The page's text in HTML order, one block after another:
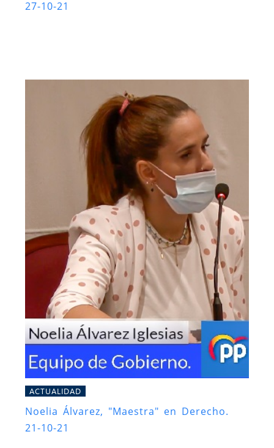
27-10-21
ACTUALIDAD
Noelia Álvarez, "Maestra" en Derecho.
21-10-21